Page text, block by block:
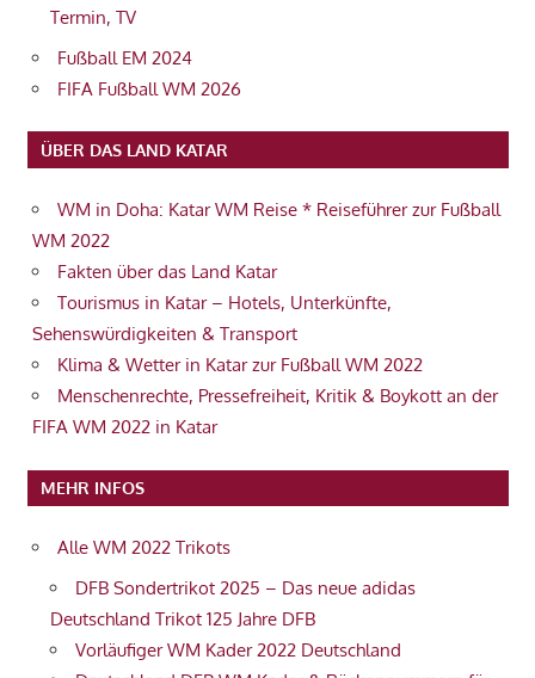
Termin, TV
Fußball EM 2024
FIFA Fußball WM 2026
ÜBER DAS LAND KATAR
WM in Doha: Katar WM Reise * Reiseführer zur Fußball
WM 2022
Fakten über das Land Katar
Tourismus in Katar – Hotels, Unterkünfte,
Sehenswürdigkeiten & Transport
Klima & Wetter in Katar zur Fußball WM 2022
Menschenrechte, Pressefreiheit, Kritik & Boykott an der
FIFA WM 2022 in Katar
MEHR INFOS
Alle WM 2022 Trikots
DFB Sondertrikot 2025 – Das neue adidas
Deutschland Trikot 125 Jahre DFB
Vorläufiger WM Kader 2022 Deutschland